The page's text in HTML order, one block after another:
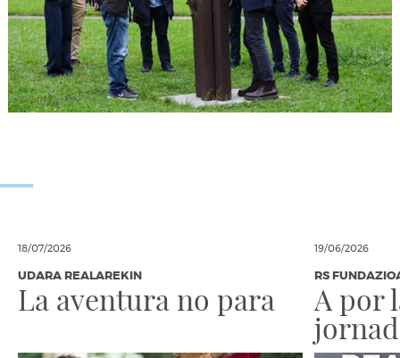
18/07/2026
UDARA REALAREKIN
La aventura no para
19/06/2026
RS
A por